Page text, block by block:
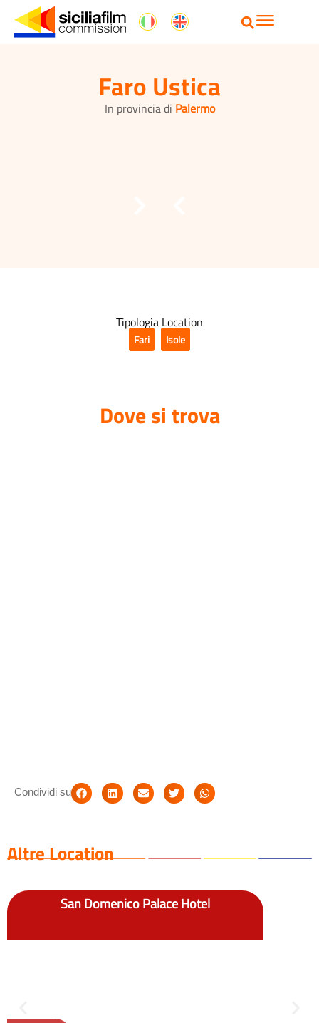
Faro Ustica
In provincia di Palermo
Tipologia Location
Fari Isole
Dove si trova
Condividi su
Altre Location
San Domenico Palace Hotel